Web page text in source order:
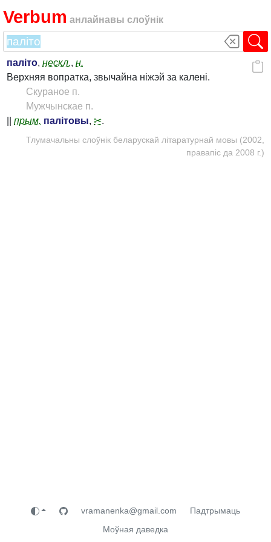
Verbum анлайнавы слоўнік
паліто, нескл., н.
Верхняя вопратка, звычайна ніжэй за калені.
Скураное п.
Мужчынскае п.
прым. палітовы, ✂.
Тлумачальны слоўнік беларускай літаратурнай мовы (2002,
правапіс да 2008 г.)
vramanenka@gmail.com
Падтрымаць
Моўная даведка